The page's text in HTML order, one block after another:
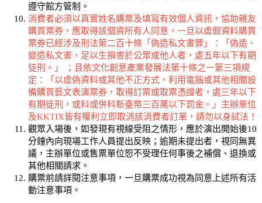
遵守館方管制。
消費者必須以真實姓名購票及填寫有效個人資訊，協助親友
購買票券，應取得該個資所有人同意，一旦以虛假資料購買
票券已經涉及刑法第二百十條「偽造私文書罪」：「偽造、
變造私文書，足以生損害於公眾或他人者，處五年以下有期
徒刑。」 ；且依文化創意產業發展法第十條之一第三項規
定：「以虛偽資料或其他不正方式，利用電腦或其他相關設
備購買藝文表演票券，取得訂票或取票憑證者，處三年以下
有期徒刑，或科或併科新臺幣三百萬以下罰金。」主辦單位
及KKTIX皆有權利立即取消該消費者訂單，請勿以身試法！
觀眾入場後，如發現有視線受阻之情形，應於演出開始後10
分鐘內向現場工作人員提出反映；逾期未提出者，視同無異
議，主辦單位或售票單位恕不受理任何事後之補償、退換或
其他相關請求。
購票前請詳閱注意事項，一旦購票成功視為同意上述所有活
動注意事項。